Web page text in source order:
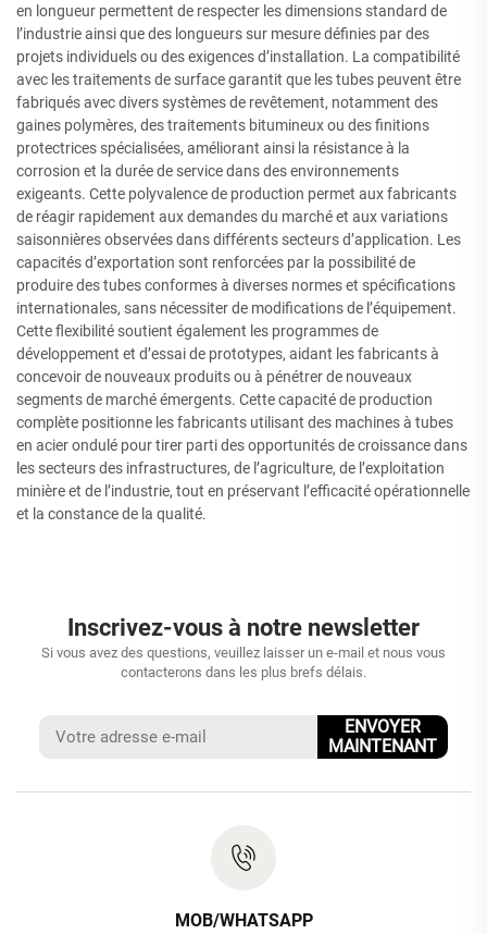
en longueur permettent de respecter les dimensions standard de
l’industrie ainsi que des longueurs sur mesure définies par des
projets individuels ou des exigences d’installation. La compatibilité
avec les traitements de surface garantit que les tubes peuvent être
fabriqués avec divers systèmes de revêtement, notamment des
gaines polymères, des traitements bitumineux ou des finitions
protectrices spécialisées, améliorant ainsi la résistance à la
corrosion et la durée de service dans des environnements
exigeants. Cette polyvalence de production permet aux fabricants
de réagir rapidement aux demandes du marché et aux variations
saisonnières observées dans différents secteurs d’application. Les
capacités d’exportation sont renforcées par la possibilité de
produire des tubes conformes à diverses normes et spécifications
internationales, sans nécessiter de modifications de l’équipement.
Cette flexibilité soutient également les programmes de
développement et d’essai de prototypes, aidant les fabricants à
concevoir de nouveaux produits ou à pénétrer de nouveaux
segments de marché émergents. Cette capacité de production
complète positionne les fabricants utilisant des machines à tubes
en acier ondulé pour tirer parti des opportunités de croissance dans
les secteurs des infrastructures, de l’agriculture, de l’exploitation
minière et de l’industrie, tout en préservant l’efficacité opérationnelle
et la constance de la qualité.
Inscrivez-vous à notre newsletter
Si vous avez des questions, veuillez laisser un e-mail et nous vous
contacterons dans les plus brefs délais.
ENVOYER
MAINTENANT
MOB/WHATSAPP